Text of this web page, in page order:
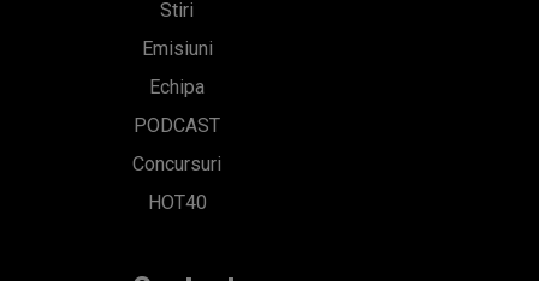
Stiri
Emisiuni
Echipa
PODCAST
Concursuri
HOT40